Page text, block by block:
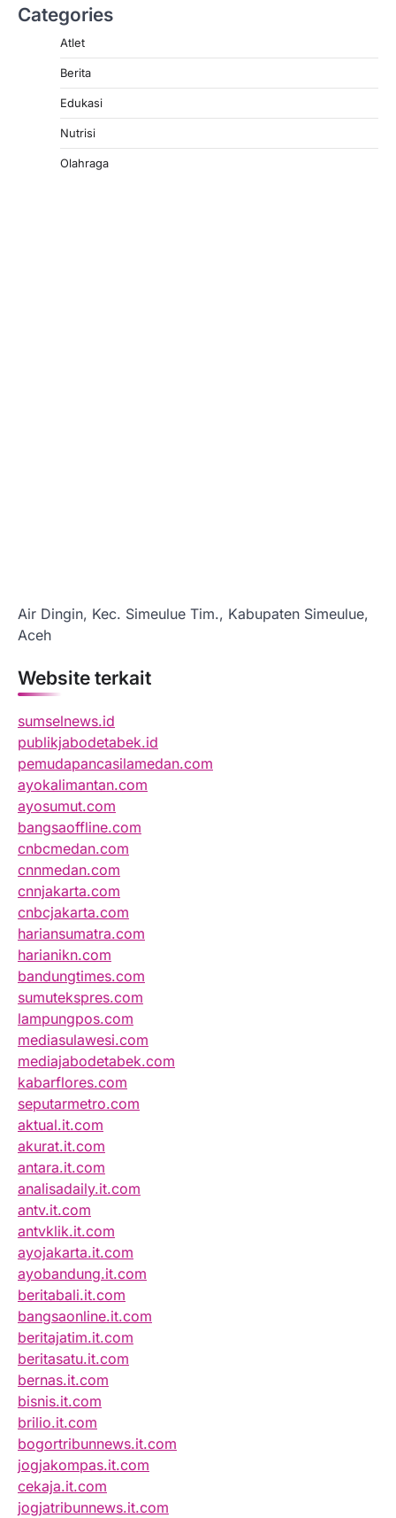
Categories
Atlet
Berita
Edukasi
Nutrisi
Olahraga
Air Dingin, Kec. Simeulue Tim., Kabupaten Simeulue,
Aceh
Website terkait
sumselnews.id
publikjabodetabek.id
pemudapancasilamedan.com
ayokalimantan.com
ayosumut.com
bangsaoffline.com
cnbcmedan.com
cnnmedan.com
cnnjakarta.com
cnbcjakarta.com
hariansumatra.com
harianikn.com
bandungtimes.com
sumutekspres.com
lampungpos.com
mediasulawesi.com
mediajabodetabek.com
kabarflores.com
seputarmetro.com
aktual.it.com
akurat.it.com
antara.it.com
analisadaily.it.com
antv.it.com
antvklik.it.com
ayojakarta.it.com
ayobandung.it.com
beritabali.it.com
bangsaonline.it.com
beritajatim.it.com
beritasatu.it.com
bernas.it.com
bisnis.it.com
brilio.it.com
bogortribunnews.it.com
jogjakompas.it.com
cekaja.it.com
jogjatribunnews.it.com